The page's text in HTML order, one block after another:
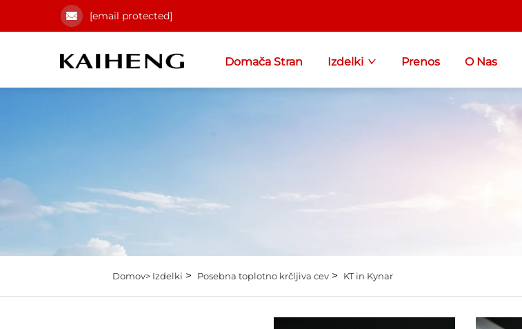
[email protected]
Domača Stran Izdelki Prenos O Nas
Domov> Izdelki > Posebna toplotno krčljiva cev> KT in Kynar